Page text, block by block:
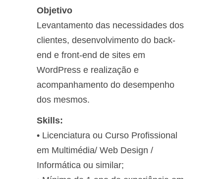
Objetivo
Levantamento das necessidades dos
clientes, desenvolvimento do back-
end e front-end de sites em
WordPress e realização e
acompanhamento do desempenho
dos mesmos.
Skills:
• Licenciatura ou Curso Profissional
em Multimédia/ Web Design /
Informática ou similar;